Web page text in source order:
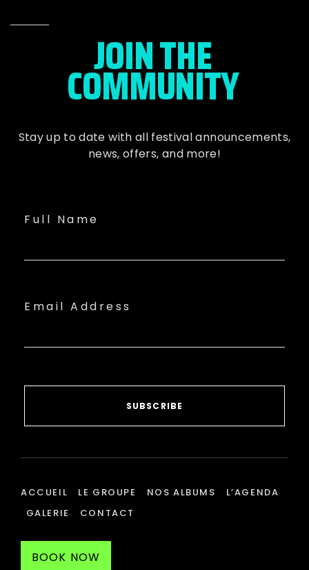
JOIN THE
COMMUNITY
Stay up to date with all festivalannouncements,
news, offers, and more!
Full Name
Email Address
SUBSCRIBE
ACCUEIL LE GROUPE NOS ALBUMS
L’AGENDA
GALERIE
CONTACT
BOOK NOW